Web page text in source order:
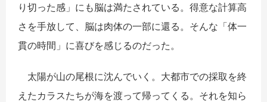
り切った感」にも脳は満たされている。得意な計算高
さを手放して、脳は肉体の一部に還る。そんな「体一
貫の時間」に喜びを感じるのだった。
太陽が山の尾根に沈んでいく。大都市での採取を終
えたカラスたちが海を渡って帰ってくる。それを知ら